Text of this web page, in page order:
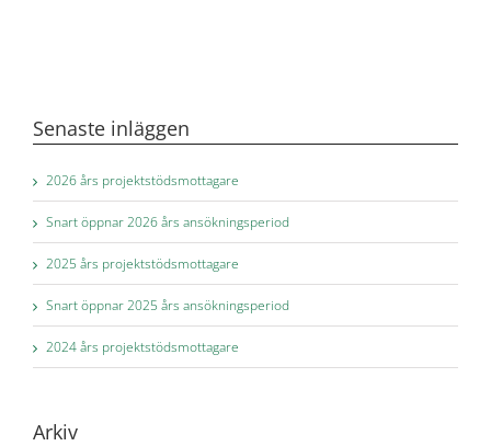
Senaste inläggen
2026 års projektstödsmottagare
Snart öppnar 2026 års ansökningsperiod
2025 års projektstödsmottagare
Snart öppnar 2025 års ansökningsperiod
2024 års projektstödsmottagare
Arkiv